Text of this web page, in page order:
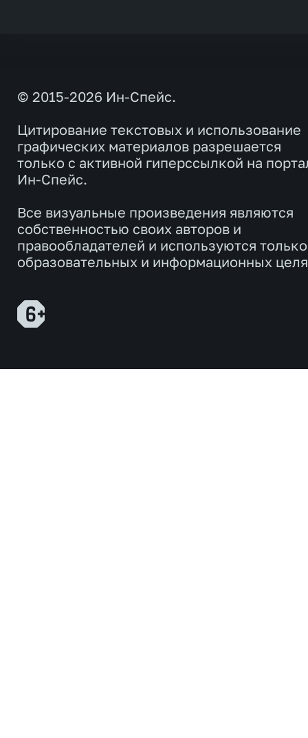
© 2015-2026 Ин-Спейс.
Цитирование текстовых и использование
графических материалов разрешается
только с активной гиперссылкой на
Ин-Спейс.
Все визуальные произведения являются
собственностью своих авторов и
правообладателей и используются
образовательных и информационных